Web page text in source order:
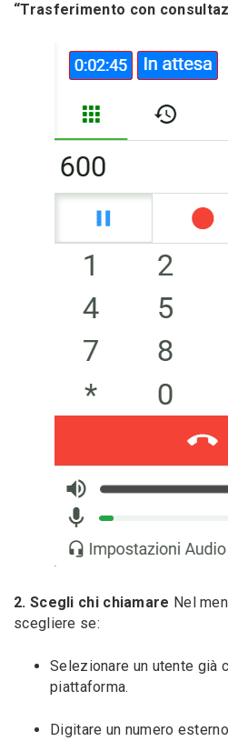
“Trasferimento con
2. Scegli chi chiamare Nel
scegliere se:
Selezionare un utente già
piattaforma.
Digitare un numero